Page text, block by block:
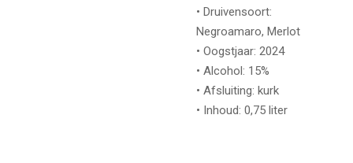
• Druivensoort:
Negroamaro, Merlot
• Oogstjaar: 2024
• Alcohol: 15%
• Afsluiting: kurk
• Inhoud: 0,75 liter